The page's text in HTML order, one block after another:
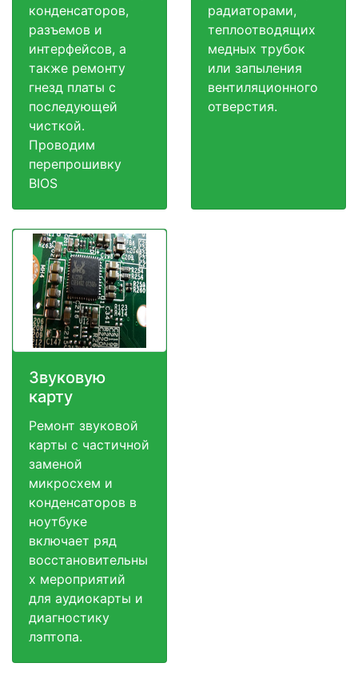
конденсаторов,
разъемов и
интерфейсов, а
также ремонту
гнезд платы с
последующей
чисткой.
Проводим
перепрошивку
BIOS
радиаторами,
теплоотводящих
медных трубок
или запыления
вентиляционного
отверстия.
Звуковую
карту
Ремонт звуковой
карты с частичной
заменой
микросхем и
конденсаторов в
ноутбуке
включает ряд
восстановительны
х мероприятий
для аудиокарты и
диагностику
лэптопа.